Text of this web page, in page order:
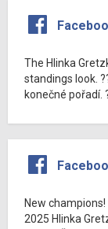
The Hlinka
standings look.
konečné pořadí.
New
2025 Hlinka